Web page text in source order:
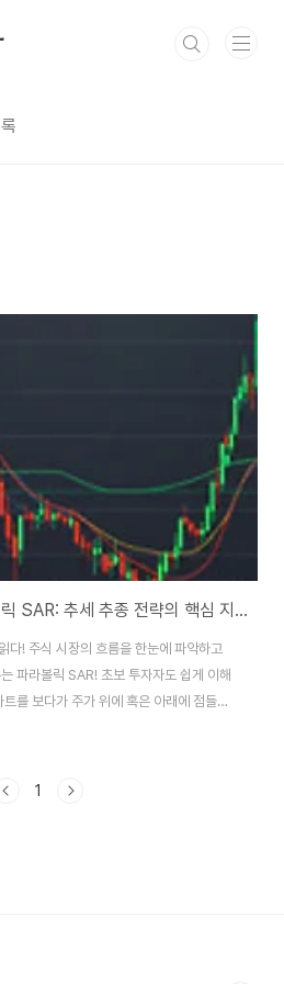
초보 투자자를 위한 파라볼릭 SAR: 추세 추종 전략의 핵심 지표
다! 주식 시장의 흐름을 한눈에 파악하고
파라볼릭 SAR! 초보 투자자도 쉽게 이해
를 보다가 주가 위에 혹은 아래에 점들이
요? 저는 처음에는 '이게 뭐지?' 하고 그
지표더라고요! 🧐 저는 이 지표를 활용
1